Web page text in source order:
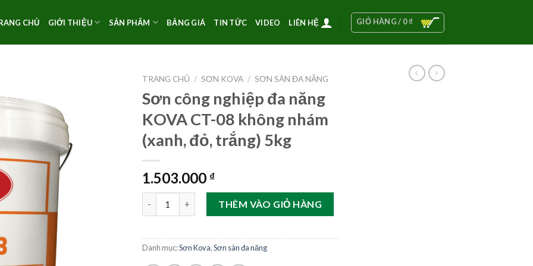
CHỦ GIỚI THIỆU SẢN PHẨM BẢNG GIÁ TIN TỨC VIDEO LIÊN HỆ GIỎ HÀNG / 0₫
TRANG CHỦ / SƠN KOVA / SƠN SÀN ĐA NĂNG
Sơn công nghiệp đa năng
KOVA CT-08 không nhám
(xanh, đỏ, trắng) 5kg
1.503.000 ₫
Sơn công nghiệp đa năng KOVA CT-08 không nhám (xanh, đỏ, trắng) 5kg số lượng
THÊM VÀO GIỎ HÀNG
Danh mục:Sơn Kova,Sơn sàn đa năng